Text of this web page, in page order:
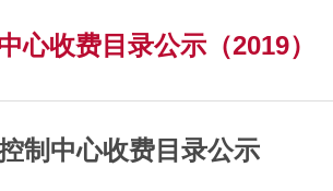
心收费目录公示（2019）
制中心收费目录公示